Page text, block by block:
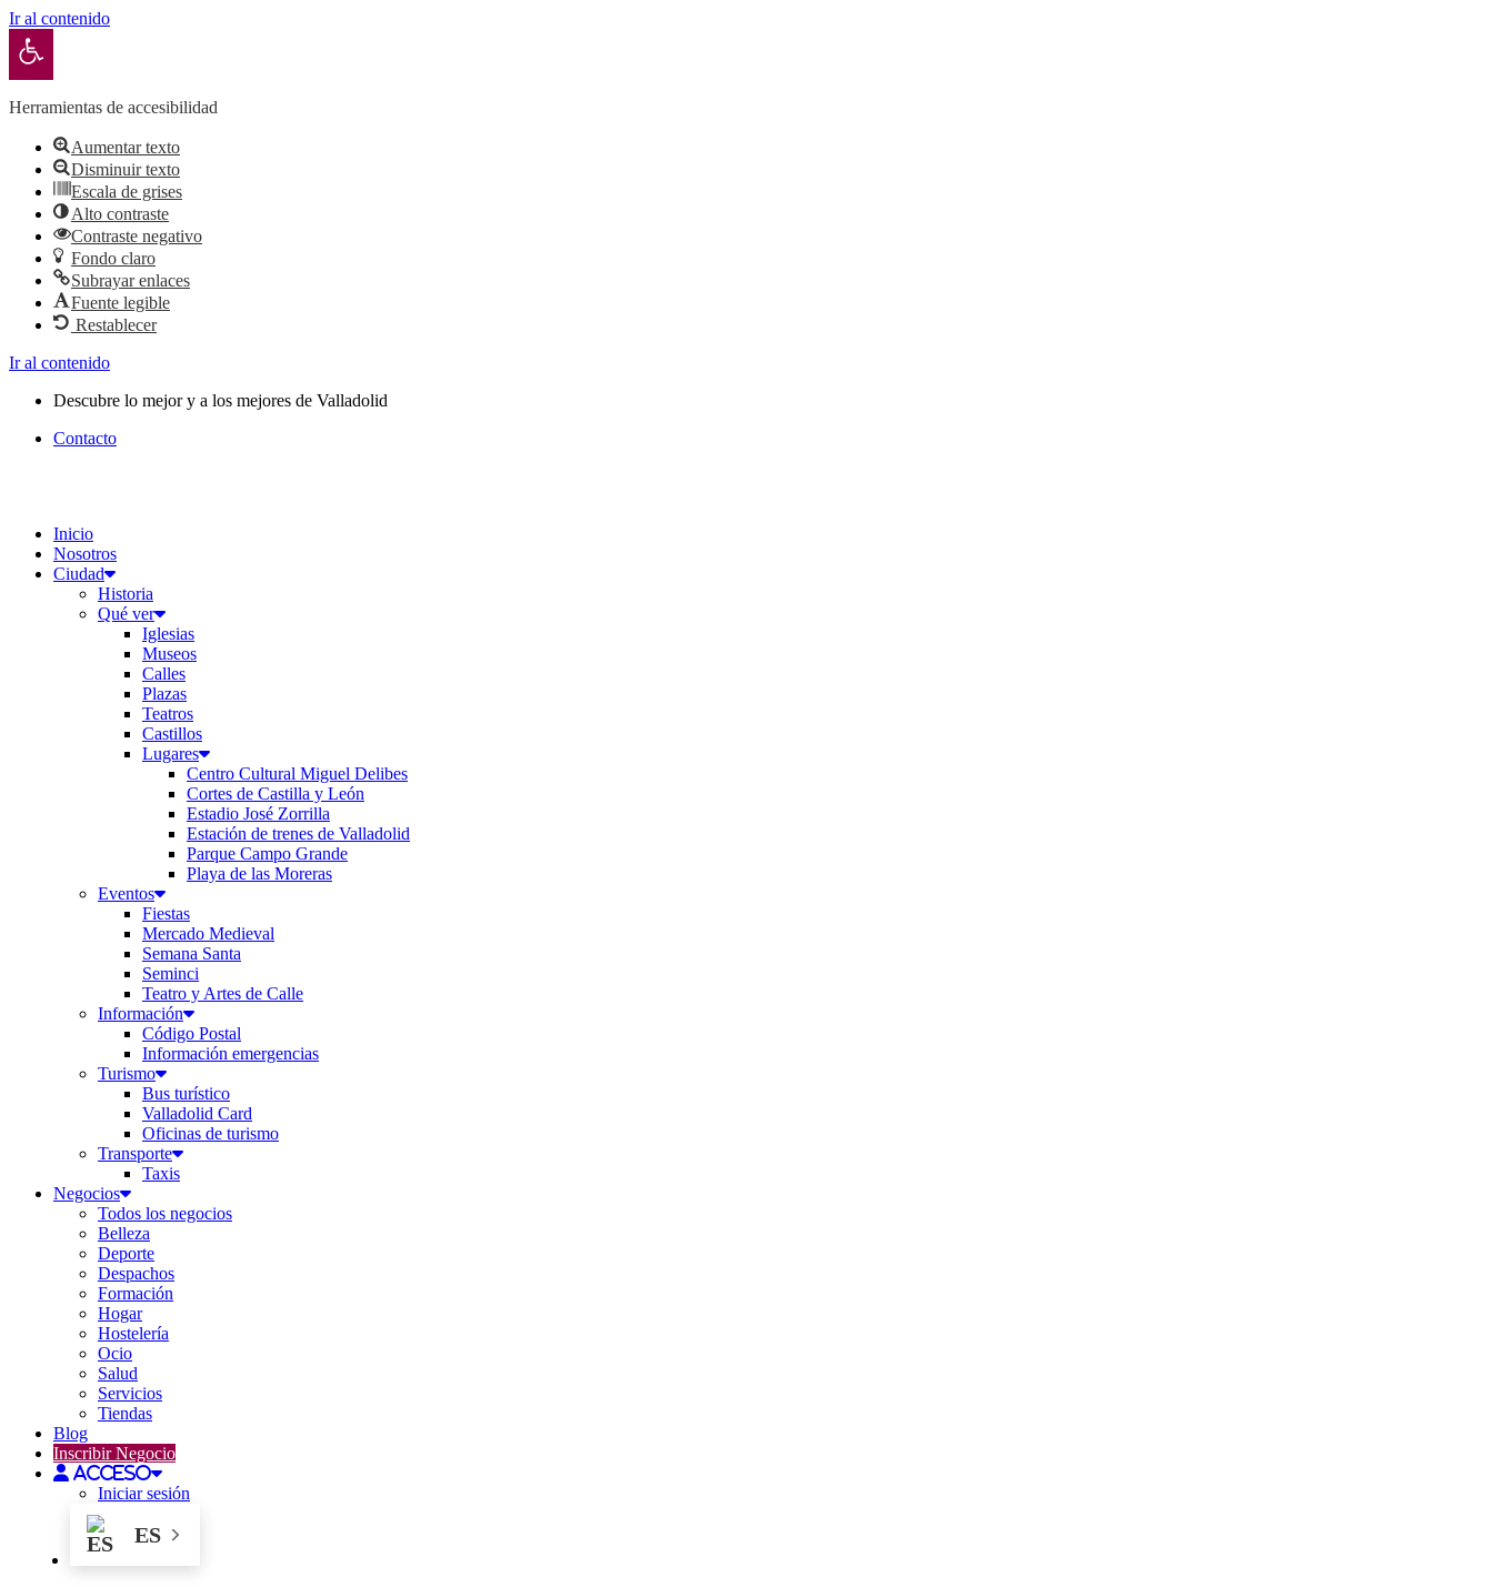
Ir al contenido
Abrir barra de herramientas
Herramientas de accesibilidad
Aumentar texto
Disminuir texto
Escala de grises
Alto contraste
Contraste negativo
Fondo claro
Subrayar enlaces
Fuente legible
Restablecer
Ir al contenido
Descubre lo mejor y a los mejores de Valladolid
Contacto
Inicio
Nosotros
Ciudad
Historia
Qué ver
Iglesias
Museos
Calles
Plazas
Teatros
Castillos
Lugares
Centro Cultural Miguel Delibes
Cortes de Castilla y León
Estadio José Zorrilla
Estación de trenes de Valladolid
Parque Campo Grande
Playa de las Moreras
Eventos
Fiestas
Mercado Medieval
Semana Santa
Seminci
Teatro y Artes de Calle
Información
Código Postal
Información emergencias
Turismo
Bus turístico
Valladolid Card
Oficinas de turismo
Transporte
Taxis
Negocios
Todos los negocios
Belleza
Deporte
Despachos
Formación
Hogar
Hostelería
Ocio
Salud
Servicios
Tiendas
Blog
Inscribir Negocio
Acceso
Iniciar sesión
ES